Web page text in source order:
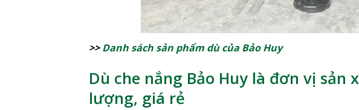
>>Danh sách sản phẩm dù của Bảo Huy
Dù che nắng Bảo Huy là đơn vị sản
lượng, giá rẻ